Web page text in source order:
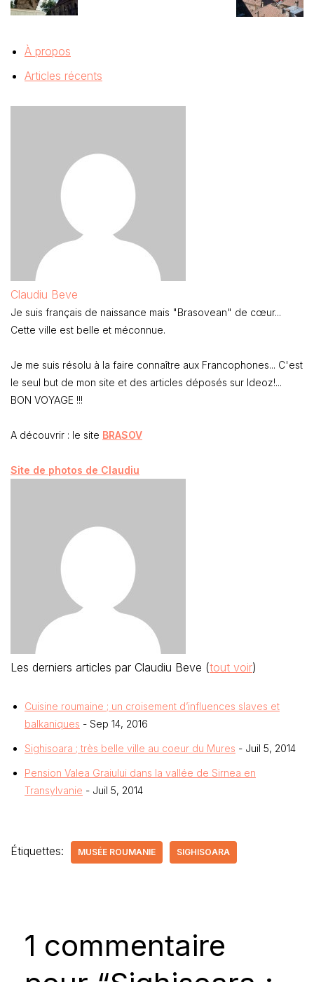
À propos
Articles récents
Claudiu Beve
Je suis français de naissance mais "Brasovean" de cœur...
Cette ville est belle et méconnue.
Je me suis résolu à la faire connaître aux Francophones... C'est
le seul but de mon site et des articles déposés sur Ideoz!...
BON VOYAGE !!!
A découvrir : le site BRASOV
Site de photos de Claudiu
Les derniers articles par Claudiu Beve (tout voir)
Cuisine roumaine ; un croisement d’influences slaves et
balkaniques - Sep 14, 2016
Sighisoara ; très belle ville au coeur du Mures - Juil 5, 2014
Pension Valea Graiului dans la vallée de Sirnea en
Transylvanie - Juil 5, 2014
Étiquettes: MUSÉE ROUMANIE SIGHISOARA
1 commentaire